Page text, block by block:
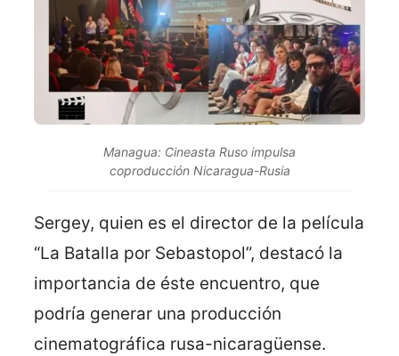
Managua: Cineasta Ruso impulsa
coproducción Nicaragua-Rusia
Sergey, quien es el director de la película
“La Batalla por Sebastopol”, destacó la
importancia de éste encuentro, que
podría generar una producción
cinematográfica rusa-nicaragüense.